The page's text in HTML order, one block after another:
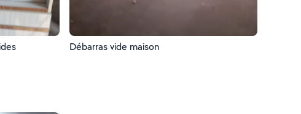
Débarras vide maison